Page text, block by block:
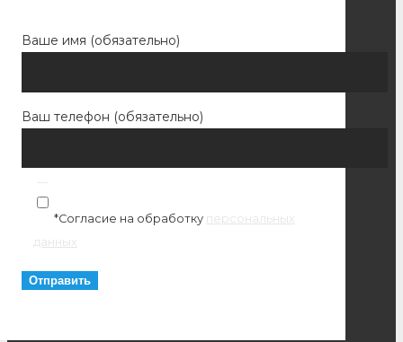
Ваше имя (обязательно)
Ваш телефон (обязательно)
*Согласие на обработку персональных
данных